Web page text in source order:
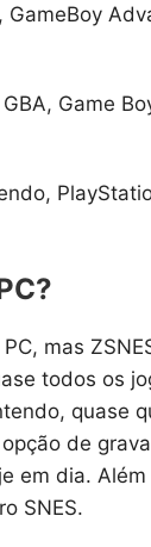
GameBoy
GBA, Game
mas
todos os
de
em dia.
SNES.